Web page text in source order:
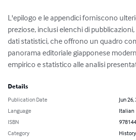
L'epilogo e le appendici forniscono
preziose, inclusi elenchi di
dati statistici, che offrono un quadro
panorama editoriale giapponese
empirico e statistico alle analisi
Details
Publication Date
Jun
Language
Italian
ISBN
Category
History